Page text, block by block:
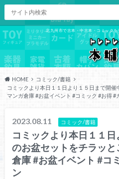
北九州市で古本・中古本・コミックを
HOME
コミック/書籍
コミックより本日１１日より１５日まで開
マンガ倉庫 #お盆イベント #コミック #お得 #
2023.08.11 コミック/書籍
コミックより本日１１
のお盆セットをチラッと
倉庫 #お盆イベント #コ
ン